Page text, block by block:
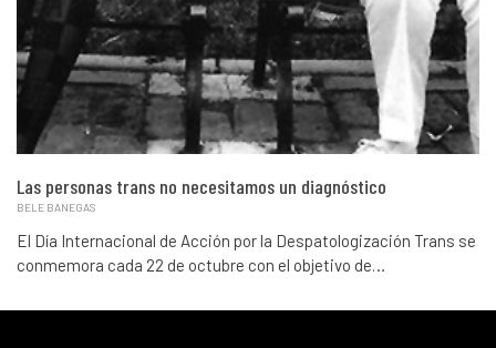
Las personas trans no necesitamos un diagnóstico
BELE BANEGAS
El Día Internacional de Acción por la Despatologización Trans se
conmemora cada 22 de octubre con el objetivo de…